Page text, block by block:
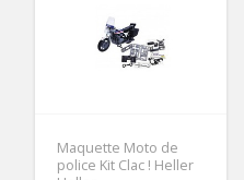
Maquette Moto de
police Kit Clac ! Heller